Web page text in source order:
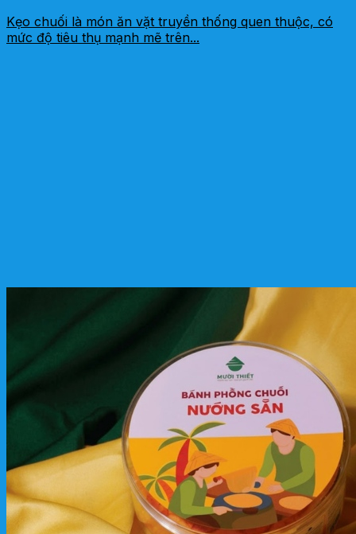
Kẹo chuối là món ăn vặt truyền thống quen thuộc, có
mức độ tiêu thụ mạnh mẽ trên...